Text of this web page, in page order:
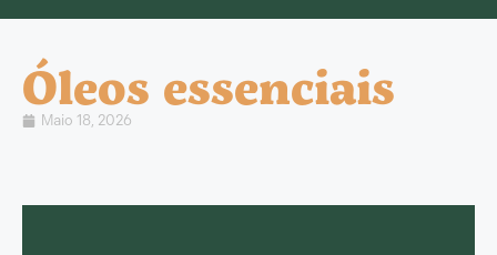
Óleos essenciais
Maio 18, 2026